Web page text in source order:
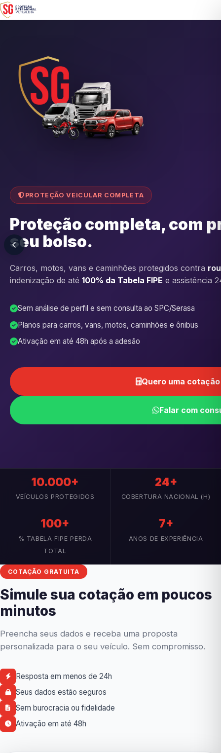
PROTEÇÃO VEICULAR COMPLETA
Proteção completa, com
seu bolso.
Carros, motos, vans e caminhões protegidos contra
indenização de até 100% da Tabela FIPE e assistência
Sem análise de perfil e sem consulta ao SPC/Serasa
Planos para carros, vans, motos, caminhões e ônibus
Ativação em até 48h após a adesão
Quero uma
Falar com
10.000+
VEÍCULOS PROTEGIDOS
24+
COBERTURA NACIONAL (H)
100+
% TABELA FIPE PERDA
TOTAL
7+
ANOS DE EXPERIÊNCIA
COTAÇÃO GRATUITA
Simule sua cotação em poucos
minutos
Preencha seus dados e receba uma proposta
personalizada para o seu veículo. Sem compromisso.
Resposta em menos de 24h
Seus dados estão seguros
Sem burocracia ou fidelidade
Ativação em até 48h